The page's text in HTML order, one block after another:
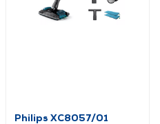
Philips XC8057/01